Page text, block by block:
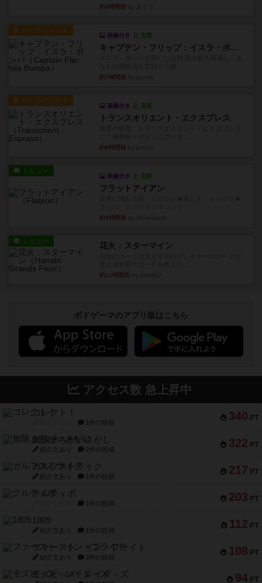
約4時間前
ルール/インスト
画像付き 充実
キャプテン・フリップ：イスラ・ボンバ
約7時間前
ルール/インスト
画像付き 充実
トランスオリエント・エクスプレス
約8時間前
レビュー
画像付き 充実
フラットアイアン
約9時間前
レビュー 花火：スターマイン
約11時間前
ボドゲーマのアプリ版はこちら
アクセス数 急上昇中
340 PT
コレクト！
1件の投稿
322 PT
無限まちがいさがし
紹介文あり 2件の投稿
217 PT
ガルフストライク
紹介文あり 1件の投稿
203 PT
クルティボ
1件の投稿
112 PT
1809
紹介文あり 1件の投稿
108 PT
ファースト・イン・フライト
紹介文あり 3件の投稿
94 PT
モズビ－ズ・レイダ－ズ